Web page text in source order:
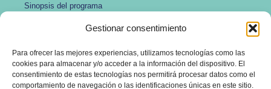
Gestionar consentimiento
Para ofrecer las mejores experiencias, utilizamos tecnologías como las
cookies para almacenar y/o acceder a la información del dispositivo. El
consentimiento de estas tecnologías nos permitirá procesar datos como el
comportamiento de navegación o las identificaciones únicas en este sitio.
Sinopsis del programa
Modalidad no presencial y online
Preincripción y matrícula
Profesorado